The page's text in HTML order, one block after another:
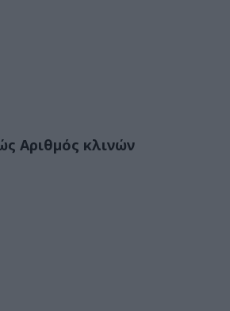
Αριθμός κλινών